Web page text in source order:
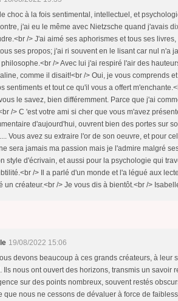
choc à la fois sentimental, intellectuel, et
j'ai eu le même avec Nietzsche quand j'avais
/> J'ai aimé ses aphorismes et tous ses
ses propos; j'ai ri souvent en le lisant car nul n'a
/> Avec lui j'ai respiré l'air des
comme il disait!<br /> Oui, je vous comprends
sentiments et tout ce qu'il vous a offert
le savez, bien différemment. Parce que j'ai
/> C 'est votre ami si cher que vous m'avez
d'aujourd'hui, ouvrent bien des portes sur
Vous avez su extraire l'or de son oeuvre, et pour
sera jamais ma passion mais je l'admire malgré
style d'écrivain, et aussi pour la psychologie qui
/> Il a parlé d'un monde et l'a légué aux
un créateur.<br /> Je vous dis à bientôt.<br />
19/08/2022 15:06
devons beaucoup à ces grands créateurs, à leur
Ils nous ont ouvert des horizons, transmis un savoir
sur des points nombreux, souvent restés
que nous ne cessons de dévaluer à force de